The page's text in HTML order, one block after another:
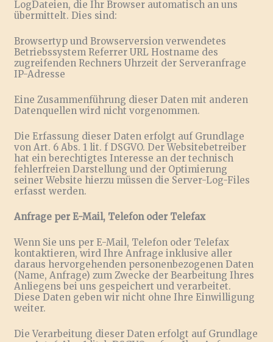
LogDateien, die Ihr Browser automatisch an uns
übermittelt. Dies sind:
Browsertyp und Browserversion verwendetes
Betriebssystem Referrer URL Hostname des
zugreifenden Rechners Uhrzeit der Serveranfrage
IP-Adresse
Eine Zusammenführung dieser Daten mit anderen
Datenquellen wird nicht vorgenommen.
Die Erfassung dieser Daten erfolgt auf Grundlage
von Art. 6 Abs. 1 lit. f DSGVO. Der Websitebetreiber
hat ein berechtigtes Interesse an der technisch
fehlerfreien Darstellung und der Optimierung
seiner Website hierzu müssen die Server-Log-Files
erfasst werden.
Anfrage per E-Mail, Telefon oder Telefax
Wenn Sie uns per E-Mail, Telefon oder Telefax
kontaktieren, wird Ihre Anfrage inklusive aller
daraus hervorgehenden personenbezogenen Daten
(Name, Anfrage) zum Zwecke der Bearbeitung Ihres
Anliegens bei uns gespeichert und verarbeitet.
Diese Daten geben wir nicht ohne Ihre Einwilligung
weiter.
Die Verarbeitung dieser Daten erfolgt auf Grundlage